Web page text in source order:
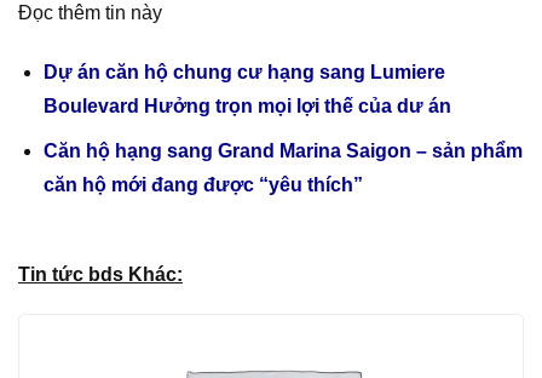
Đọc thêm tin này
Dự án căn hộ chung cư hạng sang Lumiere
Boulevard Hưởng trọn mọi lợi thế của dư án
Căn hộ hạng sang Grand Marina Saigon – sản phẩm
căn hộ mới đang được “yêu thích”
Tin tức bds Khác: